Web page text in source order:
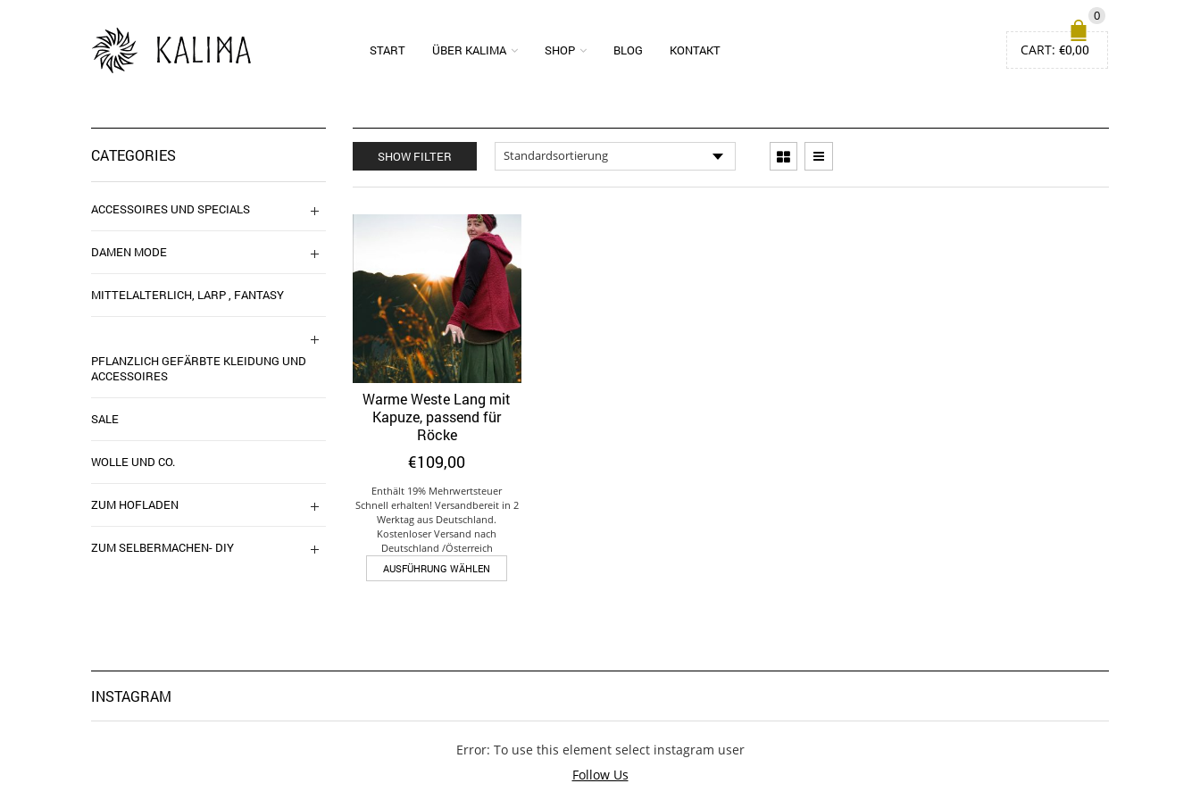
START ÜBER KALIMA SHOP BLOG KONTAKT
0
CART: €0,00
SHOW FILTER
Auf die Wunschliste Quick View
Warme Weste Lang mit
Kapuze, passend für
Röcke
€109,00
Enthält 19% Mehrwertsteuer
Schnell erhalten! Versandbereit in 2
Werktag aus Deutschland.
Kostenloser Versand nach
Deutschland /Österreich
AUSFÜHRUNG WÄHLEN
Produkt
Die
auf
Produktseite
CATEGORIES
ACCESSOIRES UND SPECIALS
DAMEN MODE
MITTELALTERLICH, LARP , FANTASY
PFLANZLICH GEFÄRBTE KLEIDUNG UND
ACCESSOIRES
SALE
WOLLE UND CO.
ZUM HOFLADEN
ZUM SELBERMACHEN- DIY
INSTAGRAM
Error: To use this element select instagram user
Follow Us